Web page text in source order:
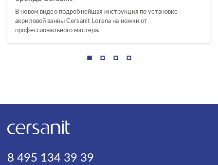
В новом видео подробнейшая инструкция по установке
акриловой ванны Cersanit Lorena на ножки от
профессионального мастера.
8 495 134 39 39